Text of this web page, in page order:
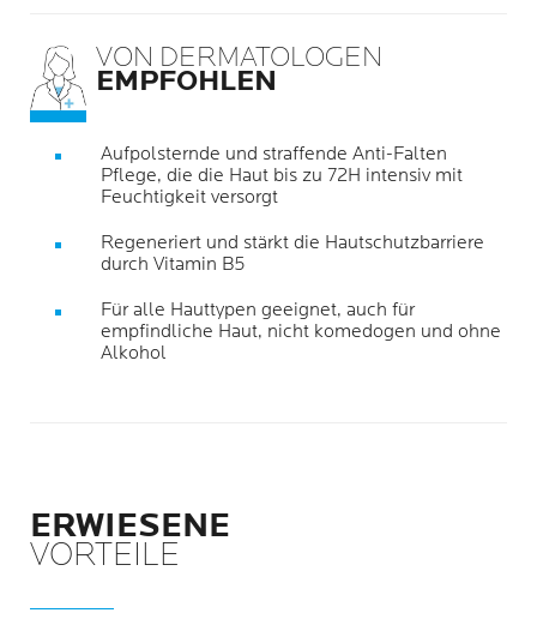
VON DERMATOLOGEN
EMPFOHLEN
Aufpolsternde und straffende Anti-Falten
Pflege, die die Haut bis zu 72H intensiv mit
Feuchtigkeit versorgt
Regeneriert und stärkt die Hautschutzbarriere
durch Vitamin B5
Für alle Hauttypen geeignet, auch für
empfindliche Haut, nicht komedogen und ohne
Alkohol
ERWIESENE
VORTEILE